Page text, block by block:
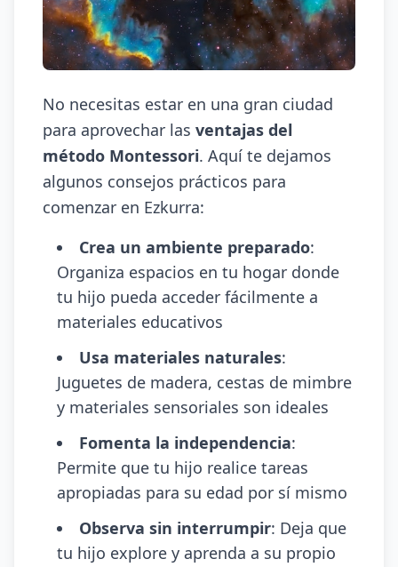
No necesitas estar en una gran ciudad
para aprovechar las ventajas del
método Montessori. Aquí te dejamos
algunos consejos prácticos para
comenzar en Ezkurra:
Crea un ambiente preparado:
Organiza espacios en tu hogar donde
tu hijo pueda acceder fácilmente a
materiales educativos
Usa materiales naturales:
Juguetes de madera, cestas de mimbre
y materiales sensoriales son ideales
Fomenta la independencia:
Permite que tu hijo realice tareas
apropiadas para su edad por sí mismo
Observa sin interrumpir: Deja que
tu hijo explore y aprenda a su propio